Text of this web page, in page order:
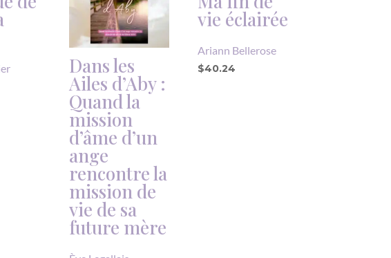
Dans les
Ailes d’Aby :
Quand la
mission
d’âme d’un
ange
rencontre la
mission de
vie de sa
future mère
vie éclairée
Ariann Bellerose
$40.24